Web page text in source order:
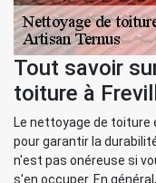
Tout savoir
toiture à
Le nettoyage de toiture
pour garantir la
n'est pas onéreuse si
s'en occuper. En